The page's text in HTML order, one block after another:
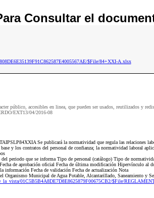
Consultarel
$File/84+XXI-A.xlsx
público, accesibles en linea, que pueden ser usados, reutilizados y
EXT13/04/2016-08
Se publicará la normatividad que regula las relaciones
y los contratos del personal de confianza; la normatividad laboral
periodo que se informa Tipo de personal (catálogo) Tipo de
de aprobación oficial Fecha de última modificación Hipervínculo al
información Fecha de validación Fecha de actualización Nota
Organismo Municipal de Agua Potable, Alcantarillado, Saneamiento y
01C5B5B4A8DE7D8E8625879F00675CB2/$File/